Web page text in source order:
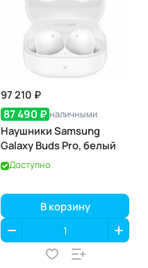
97 210 ₽
87 490 ₽ наличными
Наушники Samsung
Galaxy Buds Pro, белый
Доступно
В корзину